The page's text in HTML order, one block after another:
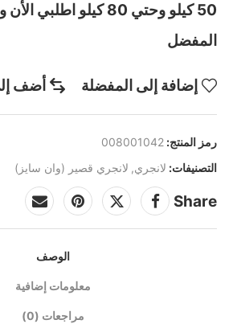
50 كيلو وحتي 80 كيلو
المفضل
إضافة إلى المفضلة أضف
رمز المنتج: 008001042
التصنيفات: لانجري, لانجري قصير (وان سايز)
Share
الوصف
معلومات إضافية
مراجعات (0)